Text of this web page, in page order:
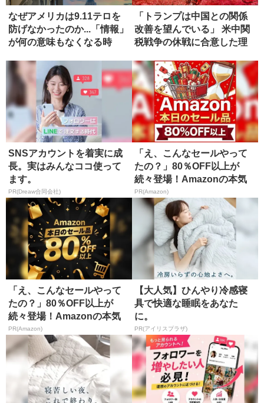
なぜアメリカは9.11テロを
防げなかったのか...「情報」
が何の意味もなくなる時
「トランプは中国との関係
改善を望んでいる」 米中関
税戦争の休戦に合意した理
SNSアカウントを着実に成
長。実はみんなココ使って
ます。
PR(Dreaw合同会社)
「え、こんなセールやって
たの？」80％OFF以上が
続々登場！Amazonの本気
が...
PR(Amazon)
「え、こんなセールやって
たの？」80％OFF以上が
続々登場！Amazonの本気
が...
PR(Amazon)
【大人気】ひんやり冷感寝
具で快適な睡眠をあなた
に。
PR(アイリスプラザ)